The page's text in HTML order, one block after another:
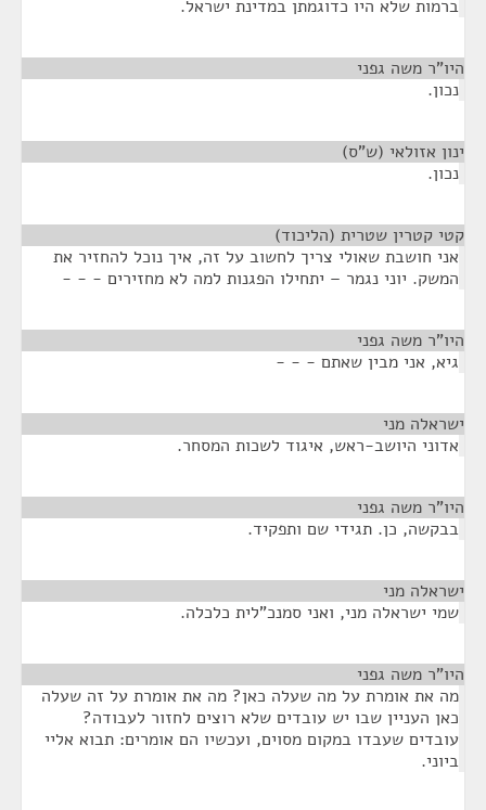
ברמות שלא היו כדוגמתן במדינת ישראל.
היו"ר משה גפני
נכון.
ינון אזולאי (ש"ס)
נכון.
קטי קטרין שטרית (הליכוד)
אני חושבת שאולי צריך לחשוב על זה, איך נוכל להחזיר את
המשק. יוני נגמר – יתחילו הפגנות למה לא מחזירים - - -
היו"ר משה גפני
גיא, אני מבין שאתם - - -
ישראלה מני
אדוני היושב-ראש, איגוד לשכות המסחר.
היו"ר משה גפני
בבקשה, כן. תגידי שם ותפקיד.
ישראלה מני
שמי ישראלה מני, ואני סמנכ"לית כלכלה.
היו"ר משה גפני
מה את אומרת על מה שעלה כאן? מה את אומרת על זה שעלה
כאן העניין שבו יש עובדים שלא רוצים לחזור לעבודה?
עובדים שעבדו במקום מסוים, ועכשיו הם אומרים: תבוא אליי
ביוני.